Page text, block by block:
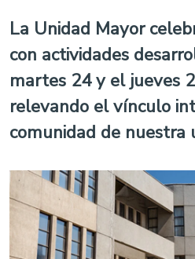
La Unidad Mayor
con actividades
martes 24 y el jueves
relevando el vínculo
comunidad de nuestra